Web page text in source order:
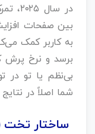
در
بین صفحات
به کاربر کمک
برسد و نرخ پرش
بی‌نظم یا تو در
شما اصلاً در